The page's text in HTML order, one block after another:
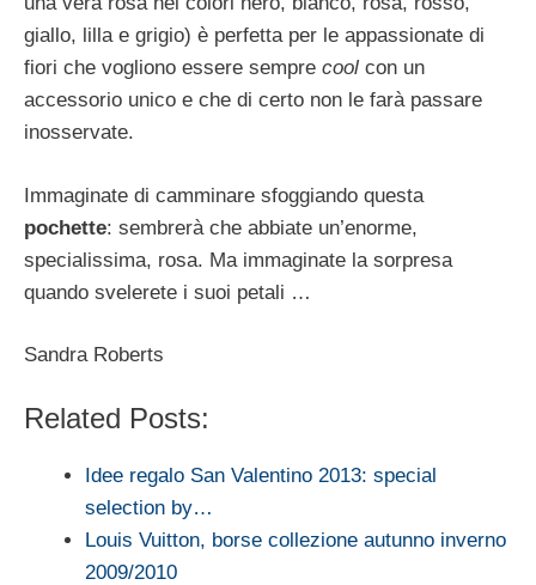
giallo, lilla e grigio) è perfetta per le appassionate di
fiori che vogliono essere sempre cool con un
accessorio unico e che di certo non le farà passare
inosservate.
Immaginate di camminare sfoggiando questa
pochette: sembrerà che abbiate un’enorme,
specialissima, rosa. Ma immaginate la sorpresa
quando svelerete i suoi petali …
Sandra Roberts
Related Posts:
Idee regalo San Valentino 2013: special
selection by…
Louis Vuitton, borse collezione autunno inverno
2009/2010